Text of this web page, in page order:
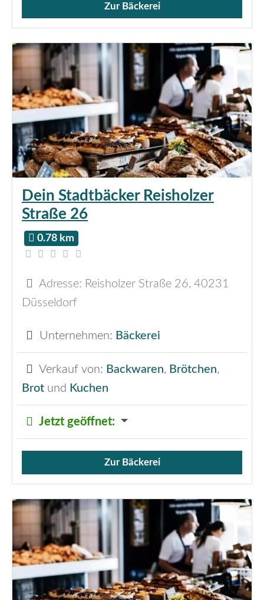
Verkauf von Brötchen,
Zur Bäckerei
Dein Stadtbäcker Reisholzer
Straße 26
0.78 km
Adresse: Reisholzer Straße 26, 40231
Düsseldorf
Unternehmen: Bäckerei
Verkauf von: Backwaren, Brötchen,
Brot und Kuchen
Jetzt geöffnet:
Verkauf von Brötchen,
Zur Bäckerei